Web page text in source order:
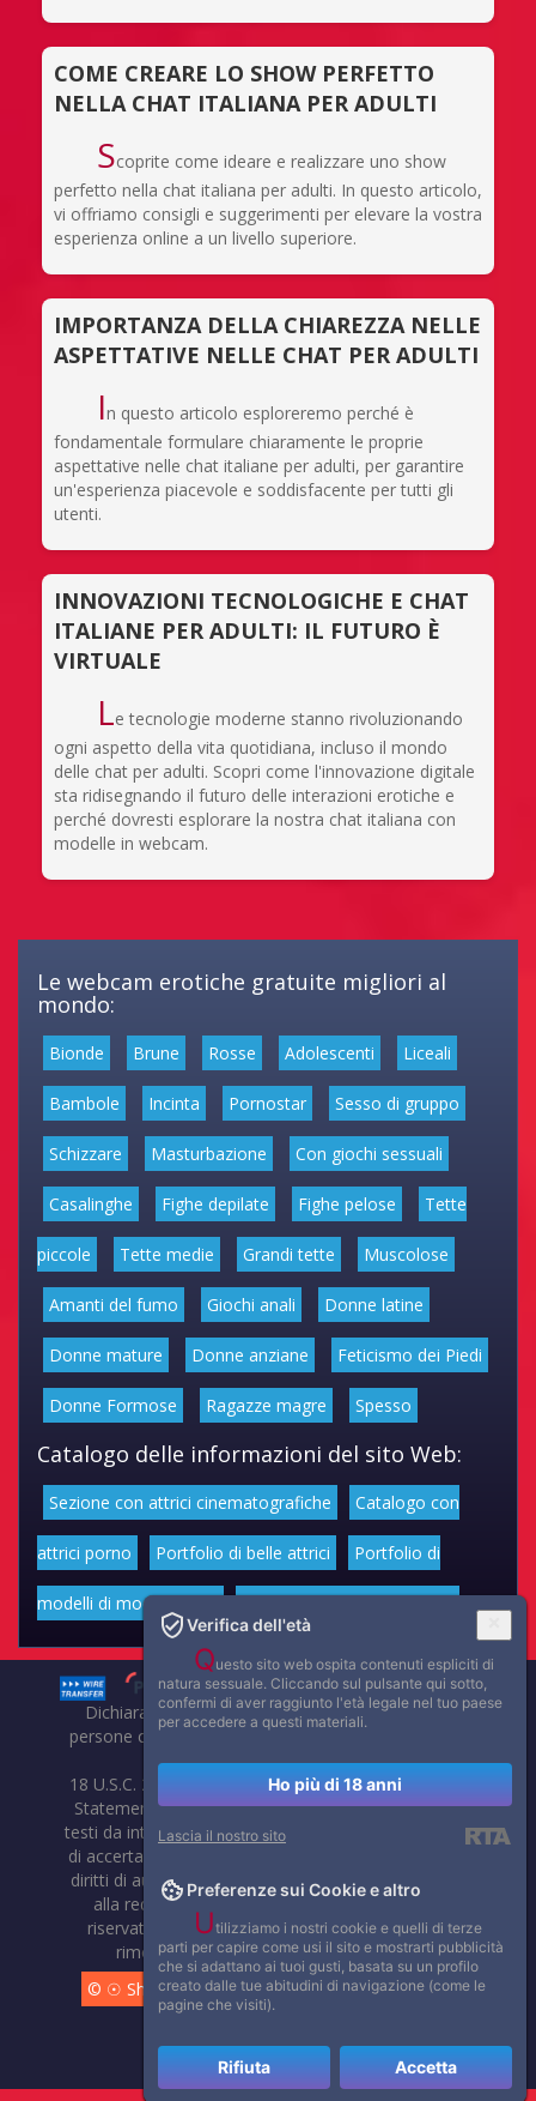
COME CREARE LO SHOW PERFETTO
NELLA CHAT ITALIANA PER ADULTI
Scoprite come ideare e realizzare uno show
perfetto nella chat italiana per adulti. In questo articolo,
vi offriamo consigli e suggerimenti per elevare la vostra
esperienza online a un livello superiore.
IMPORTANZA DELLA CHIAREZZA NELLE
ASPETTATIVE NELLE CHAT PER ADULTI
In questo articolo esploreremo perché è
fondamentale formulare chiaramente le proprie
aspettative nelle chat italiane per adulti, per garantire
un'esperienza piacevole e soddisfacente per tutti gli
utenti.
INNOVAZIONI TECNOLOGICHE E CHAT
ITALIANE PER ADULTI: IL FUTURO È
VIRTUALE
Le tecnologie moderne stanno rivoluzionando
ogni aspetto della vita quotidiana, incluso il mondo
delle chat per adulti. Scopri come l'innovazione digitale
sta ridisegnando il futuro delle interazioni erotiche e
perché dovresti esplorare la nostra chat italiana con
modelle in webcam.
Le webcam erotiche gratuite migliori al
mondo:
Bionde Brune Rosse Adolescenti Liceali
Bambole Incinta Pornostar Sesso di gruppo
Schizzare Masturbazione Con giochi sessuali
Casalinghe Fighe depilate Fighe pelose Tette
piccole Tette medie Grandi tette Muscolose
Amanti del fumo Giochi anali Donne latine
Donne mature Donne anziane Feticismo dei Piedi
Donne Formose Ragazze magre Spesso
Catalogo delle informazioni del sito Web:
Sezione con attrici cinematografiche Catalogo con
attrici porno Portfolio di belle attrici Portfolio di
modelli di moda volgari
Dichiarazione di non responsabilità: tutti i membri e le
persone che compaiono su questo sito hanno almeno 18
anni.
18 U.S.C. 2257 Record-Keeping Requirements Compliance
Statement. Affaritaliani, prima di pubblicare foto, video o
testi da internet, compie tutte le opportune verifiche al fine
di accertarne il libero regime di circolazione e non violare i
diritti di autore o altri diritti esclusivi di terzi. Per segnalare
alla redazione eventuali errori nell'uso del materiale
riservato, scriveteci: provvederemo prontamente alla
rimozione del materiale lesivo di diritti di terzi.
© ☉ Show di Sesso VivoCam. 2014 - 2026. Tutti i diritti
Verifica dell'età
Questo sito web ospita contenuti espliciti di
natura sessuale. Cliccando sul pulsante qui sotto,
confermi di aver raggiunto l'età legale nel tuo paese
per accedere a questi materiali.
Ho più di 18 anni
Lascia il nostro sito
Preferenze sui Cookie e altro
Utilizziamo i nostri cookie e quelli di terze
parti per capire come usi il sito e mostrarti pubblicità
che si adattano ai tuoi gusti, basata su un profilo
creato dalle tue abitudini di navigazione (come le
pagine che visiti).
Rifiuta Accetta